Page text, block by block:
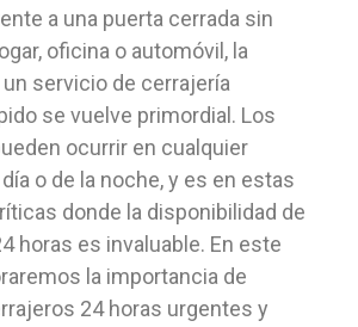
a una puerta cerrada sin
oficina o automóvil, la
servicio de cerrajería
se vuelve primordial. Los
ocurrir en cualquier
o de la noche, y es en estas
donde la disponibilidad de
horas es invaluable. En este
la importancia de
24 horas urgentes y